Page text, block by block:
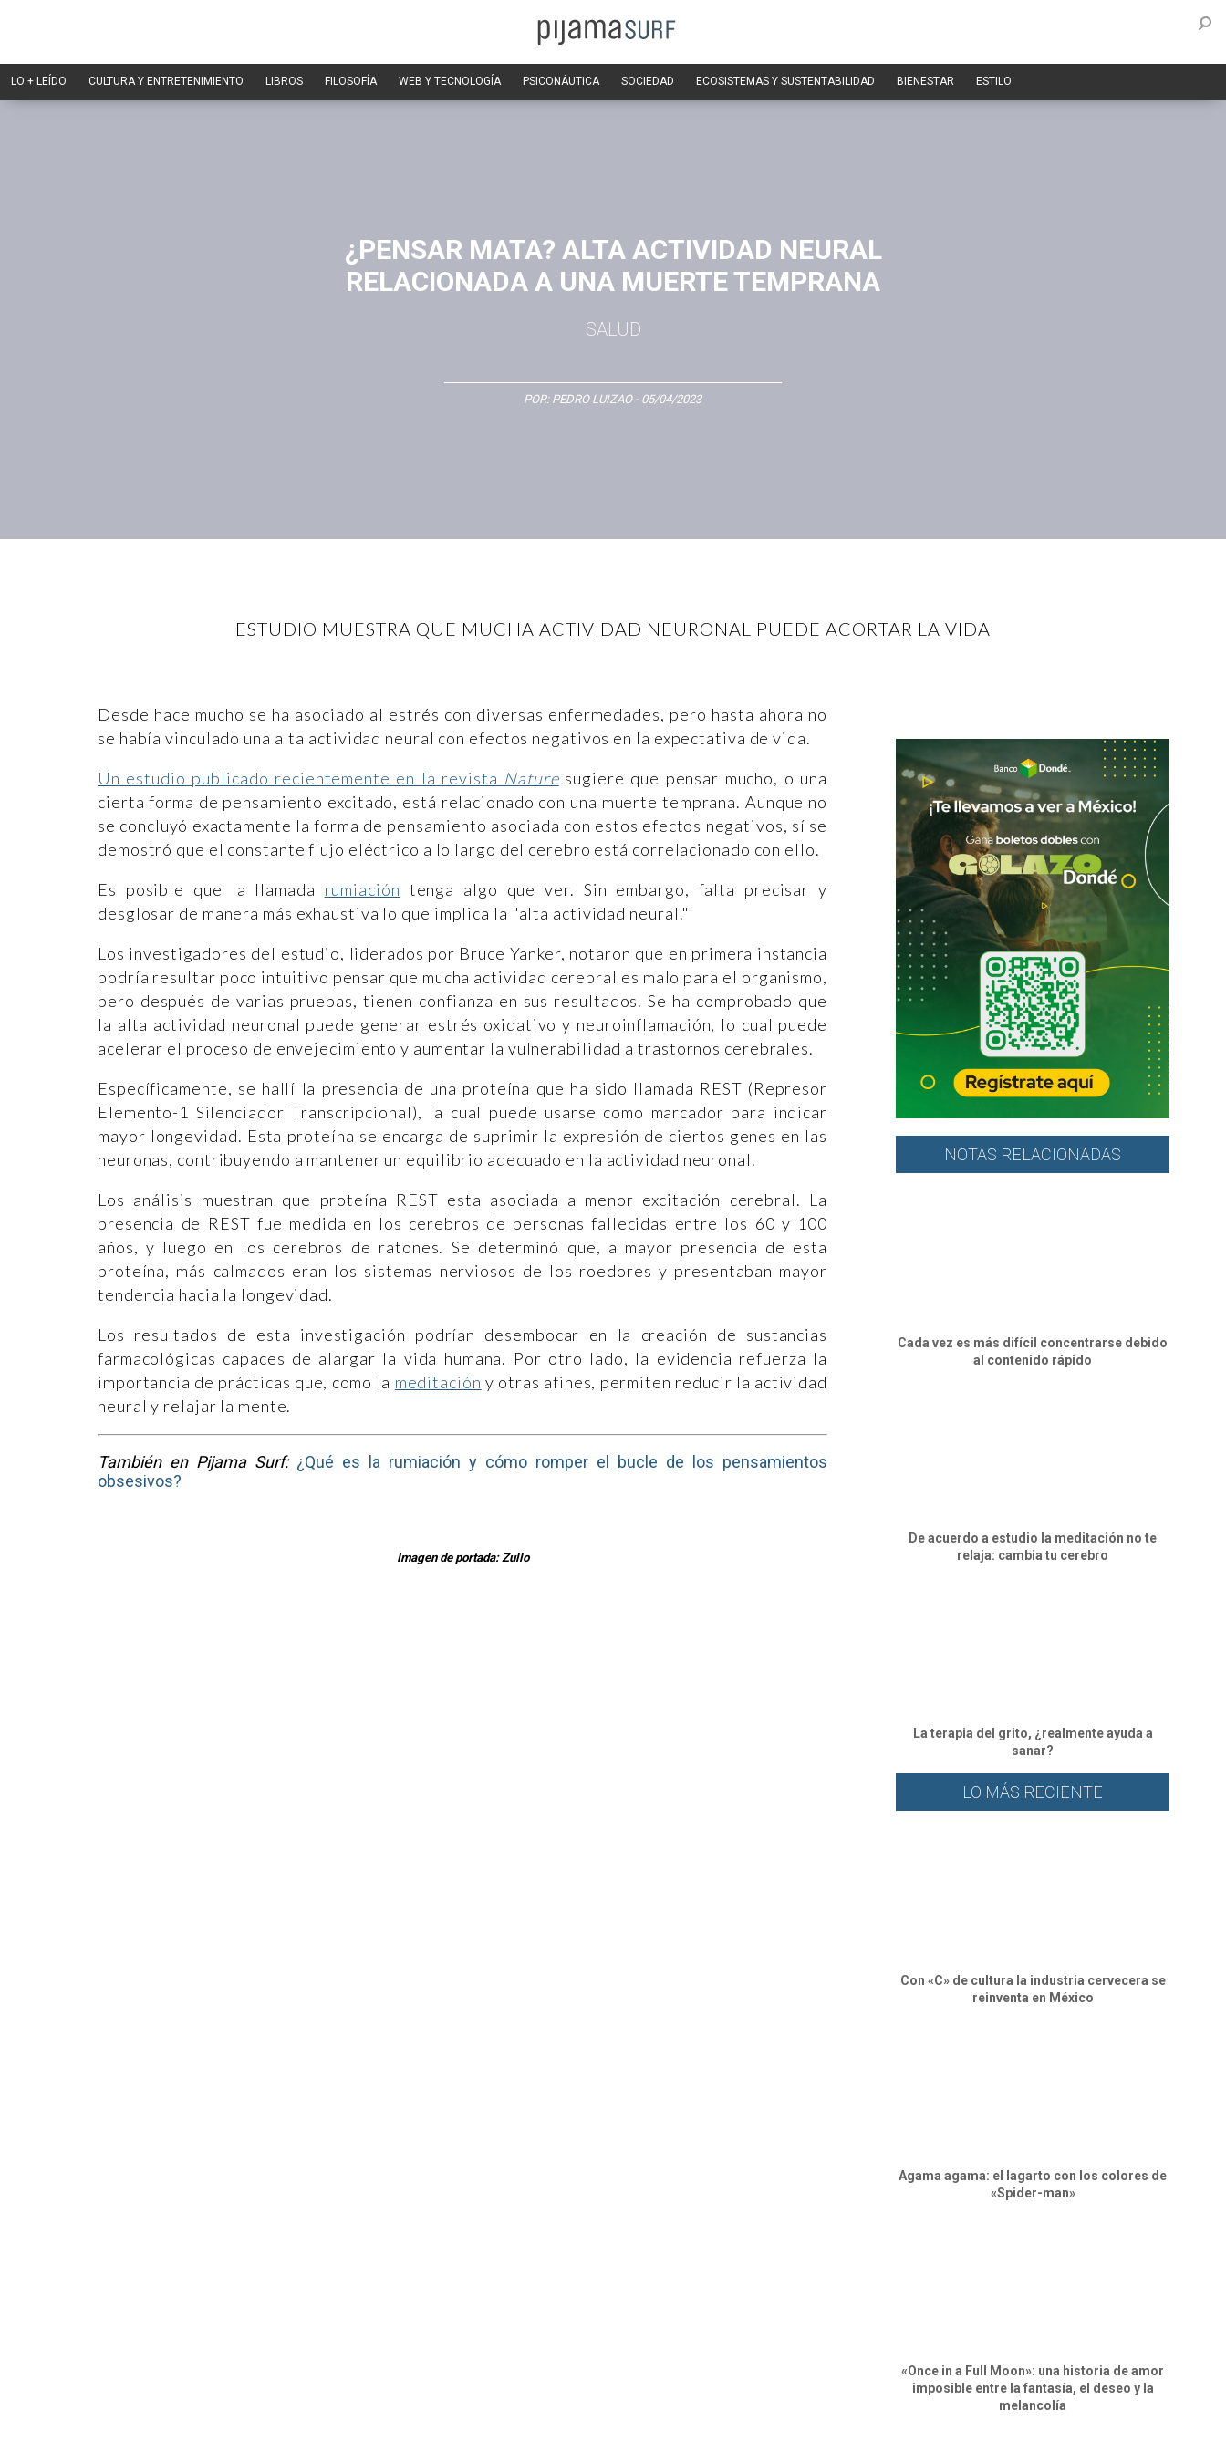
LO + LEÍDO CULTURA Y ENTRETENIMIENTO LIBROS FILOSOFÍA WEB Y TECNOLOGÍA PSICONÁUTICA SOCIEDAD ECOSISTEMAS Y SUSTENTABILIDAD BIENESTAR ESTILO
¿PENSAR MATA? ALTA ACTIVIDAD NEURAL
RELACIONADA A UNA MUERTE TEMPRANA
SALUD
POR: PEDRO LUIZAO- 05/04/2023
ESTUDIO MUESTRA QUE MUCHA ACTIVIDAD NEURONAL PUEDE ACORTAR LA VIDA
Desde hace mucho se ha asociado al estrés con diversas enfermedades, pero hasta ahora no
se había vinculado una alta actividad neural con efectos negativos en la expectativa de vida.
Un estudio publicado recientemente en la revista Naturesugiere que pensar mucho, o una
cierta forma de pensamiento excitado, está relacionado con una muerte temprana. Aunque no
se concluyó exactamente la forma de pensamiento asociada con estos efectos negativos, sí se
demostró que el constante flujo eléctrico a lo largo del cerebro está correlacionado con ello.
Es posible que la llamada rumiación tenga algo que ver. Sin embargo, falta precisar y
desglosar de manera más exhaustiva lo que implica la "alta actividad neural."
Los investigadores del estudio, liderados por Bruce Yanker, notaron que en primera instancia
podría resultar poco intuitivo pensar que mucha actividad cerebral es malo para el organismo,
pero después de varias pruebas, tienen confianza en sus resultados. Se ha comprobado que
la alta actividad neuronal puede generar estrés oxidativo y neuroinflamación, lo cual puede
acelerar el proceso de envejecimiento y aumentar la vulnerabilidad a trastornos cerebrales.
Específicamente, se hallí la presencia de una proteína que ha sido llamada REST (Represor
Elemento-1 Silenciador Transcripcional), la cual puede usarse como marcador para indicar
mayor longevidad. Esta proteína se encarga de suprimir la expresión de ciertos genes en las
neuronas, contribuyendo a mantener un equilibrio adecuado en la actividad neuronal.
Los análisis muestran que proteína REST esta asociada a menor excitación cerebral. La
presencia de REST fue medida en los cerebros de personas fallecidas entre los 60 y 100
años, y luego en los cerebros de ratones. Se determinó que, a mayor presencia de esta
proteína, más calmados eran los sistemas nerviosos de los roedores y presentaban mayor
tendencia hacia la longevidad.
Los resultados de esta investigación podrían desembocar en la creación de sustancias
farmacológicas capaces de alargar la vida humana. Por otro lado, la evidencia refuerza la
importancia de prácticas que, como la meditación y otras afines, permiten reducir la actividad
neural y relajar la mente.
También en Pijama Surf: ¿Qué es la rumiación y cómo romper el bucle de los pensamientos
obsesivos?
Imagen de portada: Zullo
NOTAS RELACIONADAS
Cada vez es más difícil concentrarse debido
al contenido rápido
De acuerdo a estudio la meditación no te
relaja: cambia tu cerebro
La terapia del grito, ¿realmente ayuda a
sanar?
LO MÁS RECIENTE
Con «C» de cultura la industria cervecera se
reinventa en México
Agama agama: el lagarto con los colores de
«Spider-man»
«Once in a Full Moon»: una historia de amor
imposible entre la fantasía, el deseo y la
melancolía